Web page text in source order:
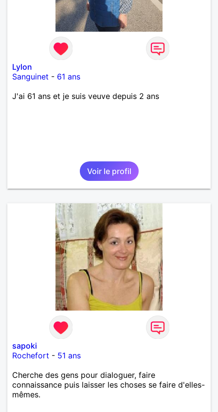
Lylon
Sanguinet - 61 ans
J'ai 61 ans et je suis veuve depuis 2 ans
Voir le profil
sapoki
Rochefort - 51 ans
Cherche des gens pour dialoguer, faire
connaissance puis laisser les choses se faire d'elles-
mêmes.